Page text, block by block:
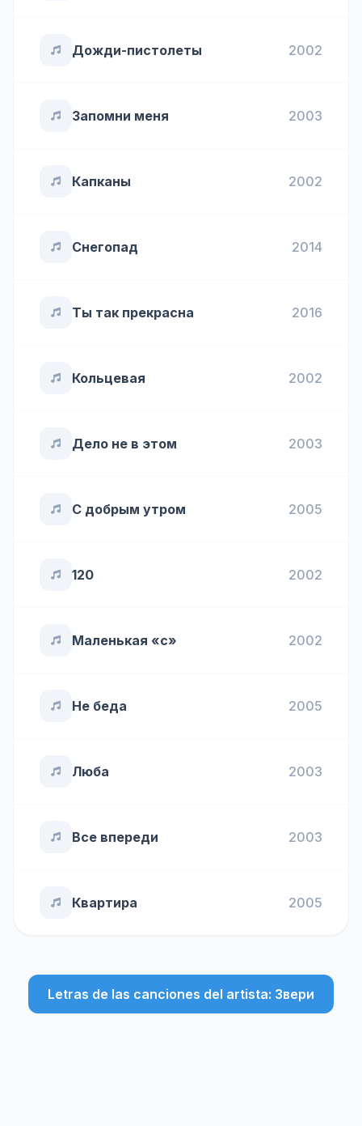
Дожди-пистолеты 2002
Запомни меня 2003
Капканы 2002
Снегопад 2014
Ты так прекрасна 2016
Кольцевая 2002
Дело не в этом 2003
С добрым утром 2005
120 2002
Маленькая «с» 2002
Не беда 2005
Люба 2003
Все впереди 2003
Квартира 2005
Letras de las canciones del artista: Звери